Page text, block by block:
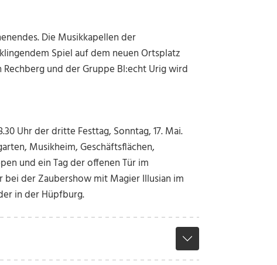
Die Musikkapellen der
Spiel auf dem neuen Ortsplatz
und der Gruppe Bl:echt Urig wird
Uhr der dritte Festtag, Sonntag, 17. Mai.
Musikheim, Geschäftsflächen,
und ein Tag der offenen Tür im
bei der Zaubershow mit Magier Illusian im
in der Hüpfburg.